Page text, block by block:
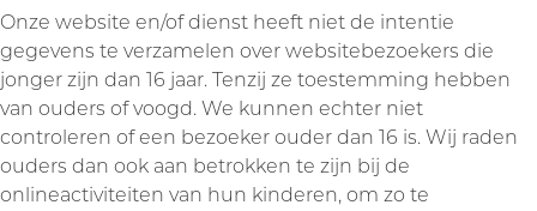
Onze website en/of dienst heeft niet de intentie
gegevens te verzamelen over websitebezoekers die
jonger zijn dan 16 jaar. Tenzij ze toestemming hebben
van ouders of voogd. We kunnen echter niet
controleren of een bezoeker ouder dan 16 is. Wij raden
ouders dan ook aan betrokken te zijn bij de
onlineactiviteiten van hun kinderen, om zo te